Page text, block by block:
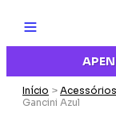
Início > Acessórios
Gancini Azul